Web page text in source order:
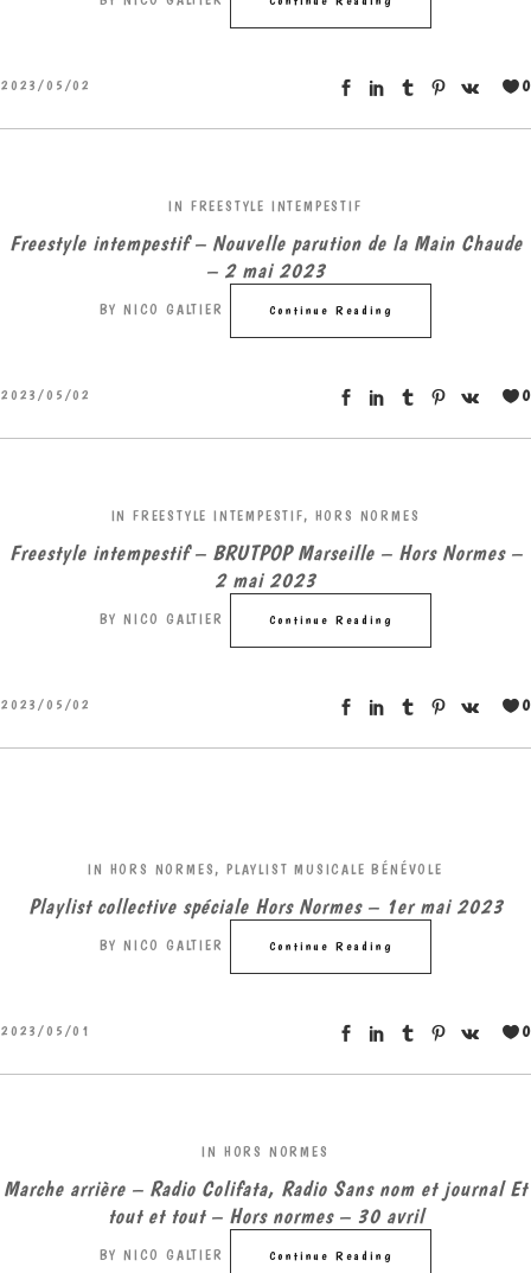
2023/05/02 0
IN FREESTYLE INTEMPESTIF
Freestyle intempestif – Nouvelle parution de la Main Chaude
– 2 mai 2023
BY NICO GALTIER Continue Reading
2023/05/02 0
IN FREESTYLE INTEMPESTIF, HORS NORMES
Freestyle intempestif – BRUTPOP Marseille – Hors Normes –
2 mai 2023
BY NICO GALTIER Continue Reading
2023/05/02 0
IN HORS NORMES , PLAYLIST MUSICALE BÉNÉVOLE
Playlist collective spéciale Hors Normes – 1er mai 2023
BY NICO GALTIER Continue Reading
2023/05/01 0
IN HORS NORMES
Marche arrière – Radio Colifata, Radio Sans nom et journal Et
tout et tout – Hors normes – 30 avril
BY NICO GALTIER Continue Reading